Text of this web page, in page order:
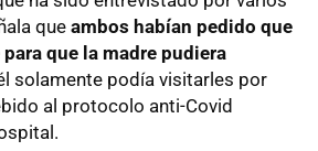
que ambos habían pedido que
que la madre pudiera
solamente podía visitarles por
al protocolo anti-Covid